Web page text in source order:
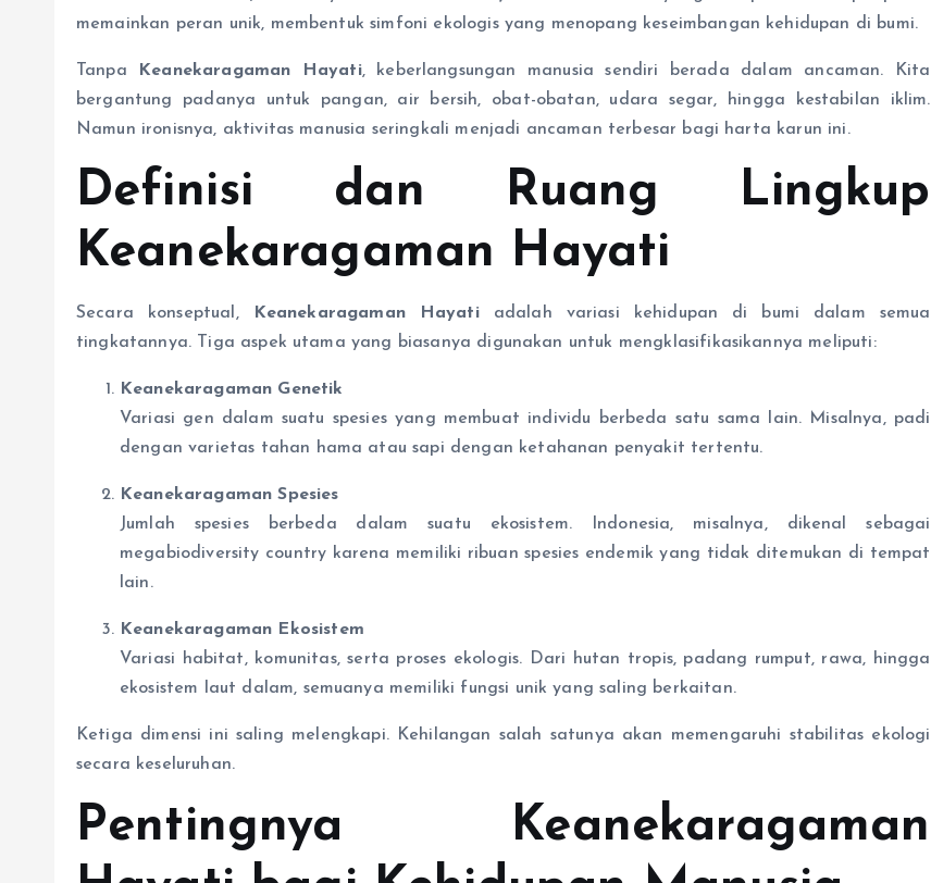
memainkan peran unik, membentuk simfoni ekologis yang menopang keseimbangan kehidupan di bumi.
Tanpa Keanekaragaman Hayati, keberlangsungan manusia sendiri berada dalam ancaman. Kita
bergantung padanya untuk pangan, air bersih, obat-obatan, udara segar, hingga kestabilan iklim.
Namun ironisnya, aktivitas manusia seringkali menjadi ancaman terbesar bagi harta karun ini.
Definisi dan Ruang Lingkup
Keanekaragaman Hayati
Secara konseptual, Keanekaragaman Hayatiadalah variasi kehidupan di bumi dalam semua
tingkatannya. Tiga aspek utama yang biasanya digunakan untuk mengklasifikasikannya meliputi:
Keanekaragaman Genetik
Variasi gen dalam suatu spesies yang membuat individu berbeda satu sama lain. Misalnya, padi
dengan varietas tahan hama atau sapi dengan ketahanan penyakit tertentu.
Keanekaragaman Spesies
Jumlah spesies berbeda dalam suatu ekosistem. Indonesia, misalnya, dikenal sebagai
megabiodiversity country karena memiliki ribuan spesies endemik yang tidak ditemukan di tempat
lain.
Keanekaragaman Ekosistem
Variasi habitat, komunitas, serta proses ekologis. Dari hutan tropis, padang rumput, rawa, hingga
ekosistem laut dalam, semuanya memiliki fungsi unik yang saling berkaitan.
Ketiga dimensi ini saling melengkapi. Kehilangan salah satunya akan memengaruhi stabilitas ekologi
secara keseluruhan.
Pentingnya Keanekaragaman